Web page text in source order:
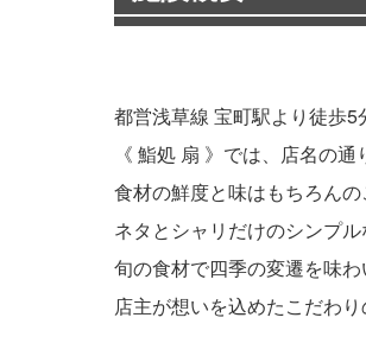
都営浅草線 宝町駅より徒歩5
《 鮨処 扇 》では、店名の
食材の鮮度と味はもちろん
ネタとシャリだけのシンプ
旬の食材で四季の変遷を味
店主が想いを込めたこだわ